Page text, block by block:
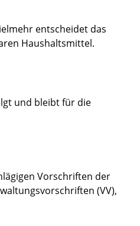
entscheidet das
Haushaltsmittel.
und bleibt für die
Vor­schriften der
(VV),